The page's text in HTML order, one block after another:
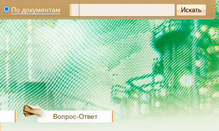
По документам
Вопрос-Ответ